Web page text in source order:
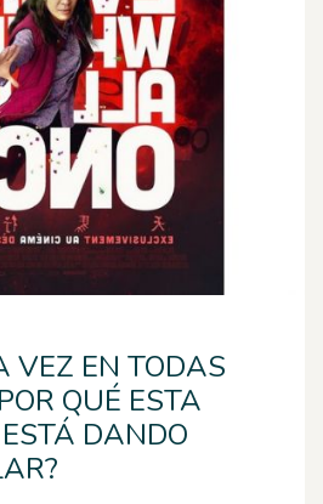
VEZ EN TODAS
QUÉ ESTA
DANDO